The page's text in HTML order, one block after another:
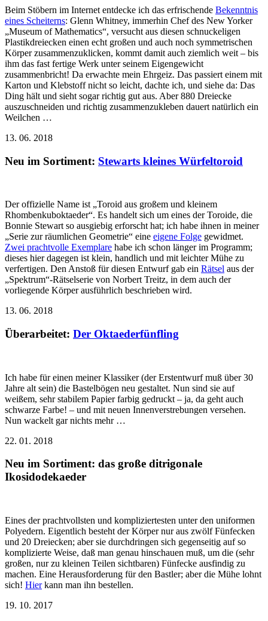
Beim Stöbern im Internet entdecke ich das erfrischende Bekenntnis
eines Scheiterns: Glenn Whitney, immerhin Chef des New Yorker
„Museum of Mathematics“, versucht aus diesen schnuckeligen
Plastikdreiecken einen echt großen und auch noch symmetrischen
Körper zusammenzuklicken, kommt damit auch ziemlich weit – bis
ihm das fast fertige Werk unter seinem Eigengewicht
zusammenbricht! Da erwachte mein Ehrgeiz. Das passiert einem mit
Karton und Klebstoff nicht so leicht, dachte ich, und siehe da: Das
Ding hält und sieht sogar richtig gut aus. Aber 880 Dreiecke
auszuschneiden und richtig zusammenzukleben dauert natürlich ein
Weilchen …
13. 06. 2018
Neu im Sortiment: Stewarts kleines Würfeltoroid
Der offizielle Name ist „Toroid aus großem und kleinem
Rhombenkuboktaeder“. Es handelt sich um eines der Toroide, die
Bonnie Stewart so ausgiebig erforscht hat; ich habe ihnen in meiner
„Serie zur räumlichen Geometrie“ eine eigene Folge gewidmet.
Zwei prachtvolle Exemplare habe ich schon länger im Programm;
dieses hier dagegen ist klein, handlich und mit leichter Mühe zu
verfertigen. Den Anstoß für diesen Entwurf gab ein Rätsel aus der
„Spektrum“-Rätselserie von Norbert Treitz, in dem auch der
vorliegende Körper ausführlich beschrieben wird.
13. 06. 2018
Überarbeitet: Der Oktaederfünfling
Ich habe für einen meiner Klassiker (der Erstentwurf muß über 30
Jahre alt sein) die Bastelbögen neu gestaltet. Nun sind sie auf
weißem, sehr stabilem Papier farbig gedruckt – ja, da geht auch
schwarze Farbe! – und mit neuen Innenverstrebungen versehen.
Nun wackelt gar nichts mehr …
22. 01. 2018
Neu im Sortiment: das große ditrigonale
Ikosidodekaeder
Eines der prachtvollsten und kompliziertesten unter den uniformen
Polyedern. Eigentlich besteht der Körper nur aus zwölf Fünfecken
und 20 Dreiecken; aber sie durchdringen sich gegenseitig auf so
komplizierte Weise, daß man genau hinschauen muß, um die (sehr
großen, nur zu kleinen Teilen sichtbaren) Fünfecke ausfindig zu
machen. Eine Herausforderung für den Bastler; aber die Mühe lohnt
sich! Hierkann man ihn bestellen.
19. 10. 2017